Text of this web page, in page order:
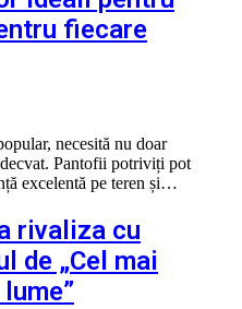
fiecare
necesită nu doar
Pantofii potriviți pot
excelentă pe teren și…
rivaliza cu
de „Cel mai